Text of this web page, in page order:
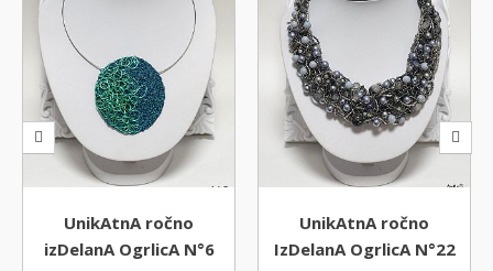
UnikAtnA ročno
izDelanA OgrlicA N°6
UnikAtnA ročno
IzDelanA OgrlicA N°22